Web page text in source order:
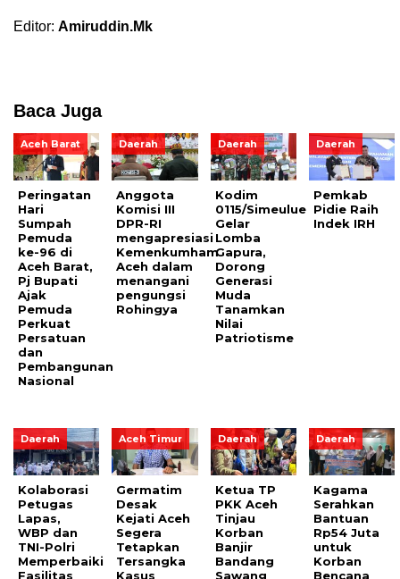
Editor: Amiruddin.Mk
Baca Juga
Aceh Barat
Peringatan
Hari
Sumpah
Pemuda
ke-96 di
Aceh Barat,
Pj Bupati
Ajak
Pemuda
Perkuat
Persatuan
dan
Pembangunan
Nasional
Daerah
Anggota
Komisi III
DPR-RI
mengapresiasi
Kemenkumham
Aceh dalam
menangani
pengungsi
Rohingya
Daerah
Kodim
0115/Simeulue
Gelar
Lomba
Gapura,
Dorong
Generasi
Muda
Tanamkan
Nilai
Patriotisme
Daerah
Pemkab
Pidie Raih
Indek IRH
Daerah
Kolaborasi
Petugas
Lapas,
WBP dan
TNI-Polri
Memperbaiki
Fasilitas
Aceh Timur
Germatim
Desak
Kejati Aceh
Segera
Tetapkan
Tersangka
Kasus
Daerah
Ketua TP
PKK Aceh
Tinjau
Korban
Banjir
Bandang
Sawang
Daerah
Kagama
Serahkan
Bantuan
Rp54 Juta
untuk
Korban
Bencana